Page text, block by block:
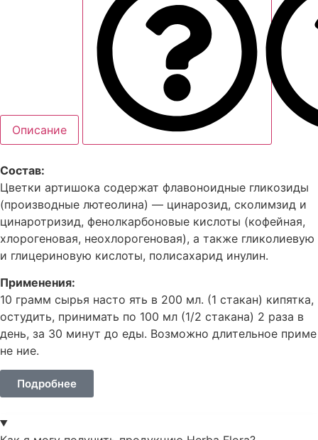
Описание
Состав:
Цветки артишока содержат флавоноидные гликозиды
(производные лютеолина) — цинарозид, сколимзид и
цинаротризид, фенолкарбоновые кислоты (кофейная,
хлорогеновая, неохлорогеновая), а также гликолиевую
и глицериновую кислоты, полисахарид инулин.​
Применения:
10 грамм сырья насто ять в 200 мл. (1 стакан) кипятка,
остудить, принимать по 100 мл (1/2 стакана) 2 раза в
день, за 30 минут до еды. Возможно длительное приме
не ние.
Подробнее